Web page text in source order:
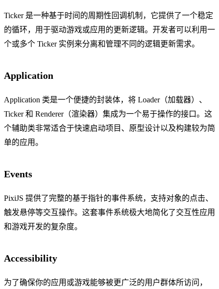
Ticker 是一种基于时间的周期性回调机制，它提供了一个稳定
的循环，用于驱动游戏或应用的更新逻辑。开发者可以利用一
个或多个 Ticker 实例来分离和管理不同的逻辑更新需求。
Application
Application 类是一个便捷的封装体，将 Loader（加载器）、
Ticker 和 Renderer（渲染器）集成为一个易于操作的接口。这
个辅助类非常适合于快速启动项目、原型设计以及构建较为简
单的应用。
Events
PixiJS 提供了完整的基于指针的事件系统，支持对象的点击、
触发悬停等交互操作。这套事件系统极大地简化了交互性应用
和游戏开发的复杂度。
Accessibility
为了确保你的应用或游戏能够被更广泛的用户群体所访问，